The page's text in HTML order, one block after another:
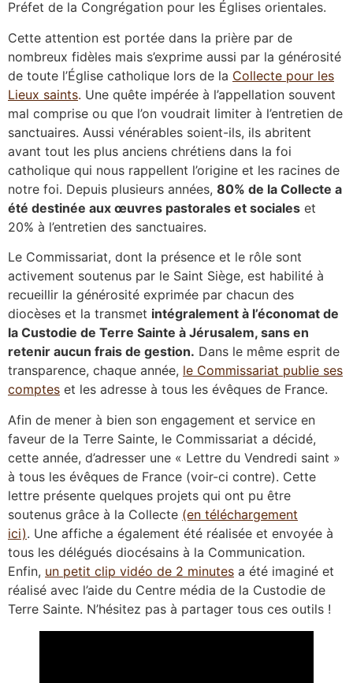
Préfet de la Congrégation pour les Églises orientales.
Cette attention est portée dans la prière par de
nombreux fidèles mais s’exprime aussi par la générosité
de toute l’Église catholique lors de la Collecte pour les
Lieux saints. Une quête impérée à l’appellation souvent
mal comprise ou que l’on voudrait limiter à l’entretien de
sanctuaires. Aussi vénérables soient-ils, ils abritent
avant tout les plus anciens chrétiens dans la foi
catholique qui nous rappellent l’origine et les racines de
notre foi. Depuis plusieurs années, 80% de la Collecte a
été destinée aux œuvres pastorales et sociales et
20% à l’entretien des sanctuaires.
Le Commissariat, dont la présence et le rôle sont
activement soutenus par le Saint Siège, est habilité à
recueillir la générosité exprimée par chacun des
diocèses et la transmet intégralement à l’économat de
la Custodie de Terre Sainte à Jérusalem, sans en
retenir aucun frais de gestion. Dans le même esprit de
transparence, chaque année, le Commissariat publie ses
comptes et les adresse à tous les évêques de France.
Afin de mener à bien son engagement et service en
faveur de la Terre Sainte, le Commissariat a décidé,
cette année, d’adresser une « Lettre du Vendredi saint »
à tous les évêques de France (voir-ci contre). Cette
lettre présente quelques projets qui ont pu être
soutenus grâce à la Collecte (en téléchargement
ici). Une affiche a également été réalisée et envoyée à
tous les délégués diocésains à la Communication.
Enfin, un petit clip vidéo de 2 minutes a été imaginé et
réalisé avec l’aide du Centre média de la Custodie de
Terre Sainte. N’hésitez pas à partager tous ces outils !